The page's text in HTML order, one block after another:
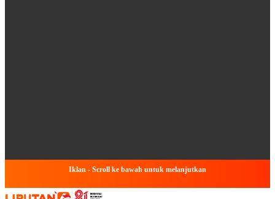
Iklan - Scroll ke bawah untuk melanjutkan